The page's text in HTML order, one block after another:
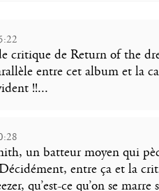
critique de Return of the
entre cet album et la
!!...
un batteur moyen qui
entre ça et la
qu’est-ce qu’on se marre